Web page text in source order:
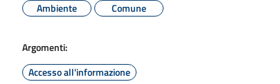
Ambiente
Comune
Argomenti:
Accesso all'informazione